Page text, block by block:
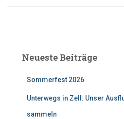
Neueste Beiträge
Sommerfest 2026
Unterwegs in Zell: Unser
sammeln